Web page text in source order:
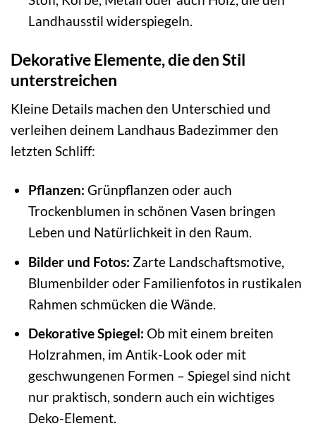
Landhausstil widerspiegeln.
Dekorative Elemente, die den Stil
unterstreichen
Kleine Details machen den Unterschied und
verleihen deinem Landhaus Badezimmer den
letzten Schliff:
Pflanzen: Grünpflanzen oder auch
Trockenblumen in schönen Vasen bringen
Leben und Natürlichkeit in den Raum.
Bilder und Fotos: Zarte Landschaftsmotive,
Blumenbilder oder Familienfotos in rustikalen
Rahmen schmücken die Wände.
Dekorative Spiegel: Ob mit einem breiten
Holzrahmen, im Antik-Look oder mit
geschwungenen Formen – Spiegel sind nicht
nur praktisch, sondern auch ein wichtiges
Deko-Element.